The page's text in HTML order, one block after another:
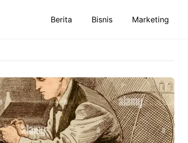
Berita Bisnis Marketing